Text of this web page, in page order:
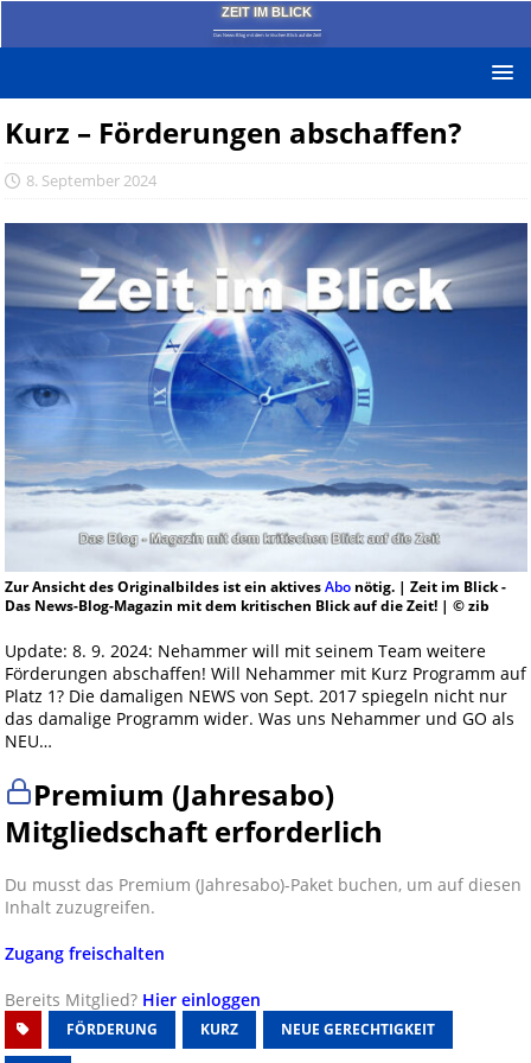
ZEIT IM BLICK
Das News-Blog mit dem kritischen Blick auf die Zeit!
Kurz – Förderungen abschaffen?
8. September 2024
Zur Ansicht des Originalbildes ist ein aktivesAbonötig. | Zeit im Blick -
Das News-Blog-Magazin mit dem kritischen Blick auf die Zeit! | © zib
Update: 8. 9. 2024: Nehammer will mit seinem Team weitere
Förderungen abschaffen! Will Nehammer mit Kurz Programm auf
Platz 1? Die damaligen NEWS von Sept. 2017 spiegeln nicht nur
das damalige Programm wider. Was uns Nehammer und GO als
NEU…
Premium (Jahresabo)
Mitgliedschaft erforderlich
Du musst das Premium (Jahresabo)-Paket buchen, um auf diesen
Inhalt zuzugreifen.
Zugang freischalten
Bereits Mitglied? Hier einloggen
FÖRDERUNG KURZ NEUE GERECHTIGKEIT